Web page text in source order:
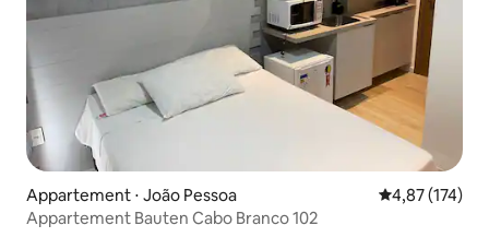
Appartement ⋅ João Pessoa Évaluation
4,87 (174)
Appartement Bauten Cabo Branco 102